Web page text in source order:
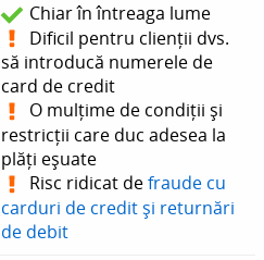
Chiar în întreaga lume
Dificil pentru clienții dvs.
să introducă numerele de
card de credit
O mulțime de condiții și
restricții care duc adesea la
plăți eșuate
Risc ridicat defraude cu
carduri de credit și returnări
de debit